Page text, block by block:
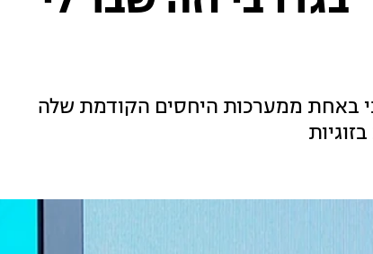
באחת ממערכות היחסים הקודמת שלה